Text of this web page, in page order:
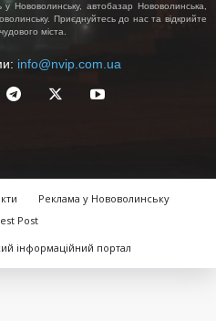
Нововолинську, автобазар Нововолинська,
Приєднуйтесь до нас та відкрийте
міста.
info@nvip.com.ua
Реклама у Нововолинську
Post
інформаційний портал